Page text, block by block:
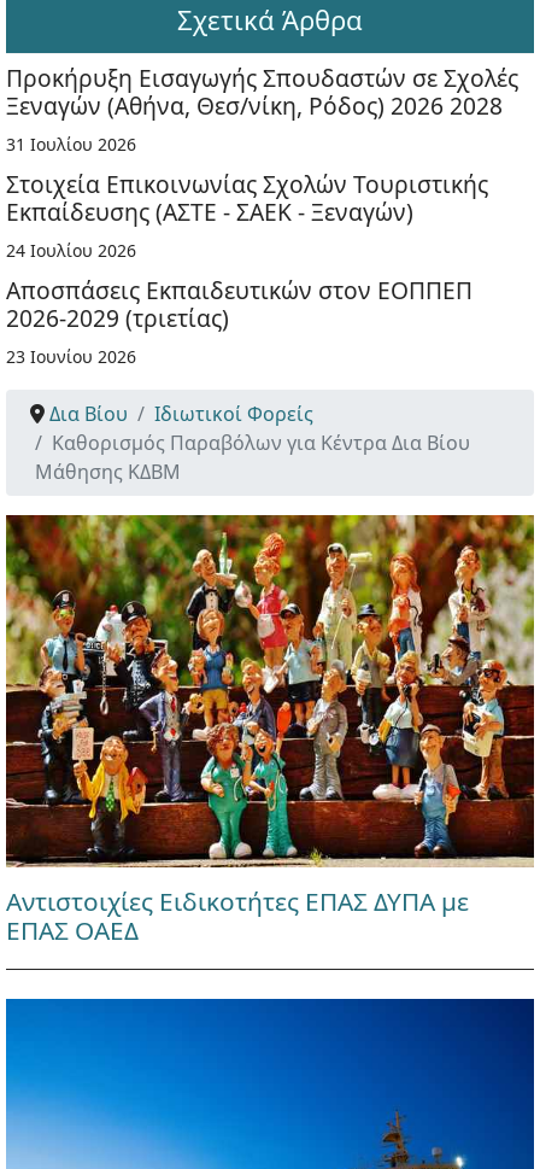
Σχετικά Άρθρα
Προκήρυξη Εισαγωγής Σπουδαστών σε Σχολές
Ξεναγών (Αθήνα, Θεσ/νίκη, Ρόδος) 2026 2028
31 Ιουλίου 2026
Στοιχεία Επικοινωνίας Σχολών Τουριστικής
Εκπαίδευσης (ΑΣΤΕ - ΣΑΕΚ - Ξεναγών)
24 Ιουλίου 2026
Αποσπάσεις Εκπαιδευτικών στον ΕΟΠΠΕΠ
2026-2029 (τριετίας)
23 Ιουνίου 2026
Δια Βίου
Ιδιωτικοί Φορείς
Καθορισμός Παραβόλων για Κέντρα Δια Βίου
Μάθησης ΚΔΒΜ
Αντιστοιχίες Ειδικοτήτες ΕΠΑΣ ΔΥΠΑ με
ΕΠΑΣ ΟΑΕΔ